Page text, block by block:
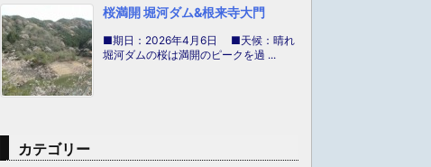
桜満開 堀河ダム&根来寺大門
■期日：2026年4月6日 ■天候：晴れ
堀河ダムの桜は満開のピークを過 ...
カテゴリー